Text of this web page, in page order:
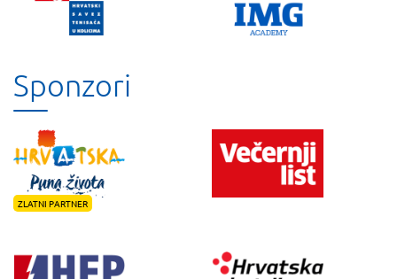
Sponzori
ZLATNI PARTNER